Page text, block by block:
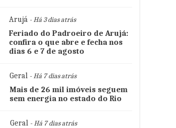
Arujá - Há 3 dias atrás
Feriado do Padroeiro de Arujá:
confira o que abre e fecha nos
dias 6 e 7 de agosto
Geral - Há 7 dias atrás
Mais de 26 mil imóveis seguem
sem energia no estado do Rio
Geral - Há 7 dias atrás